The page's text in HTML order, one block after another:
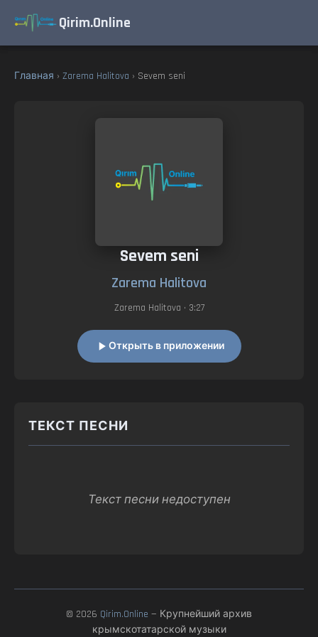
Qirim.Online
Главная › Zarema Halitova › Sevem seni
Sevem seni
Zarema Halitova
Zarema Halitova • 3:27
Открыть в приложении
ТЕКСТ ПЕСНИ
Текст песни недоступен
© 2026 Qirim.Online — Крупнейший архив
крымскотатарской музыки